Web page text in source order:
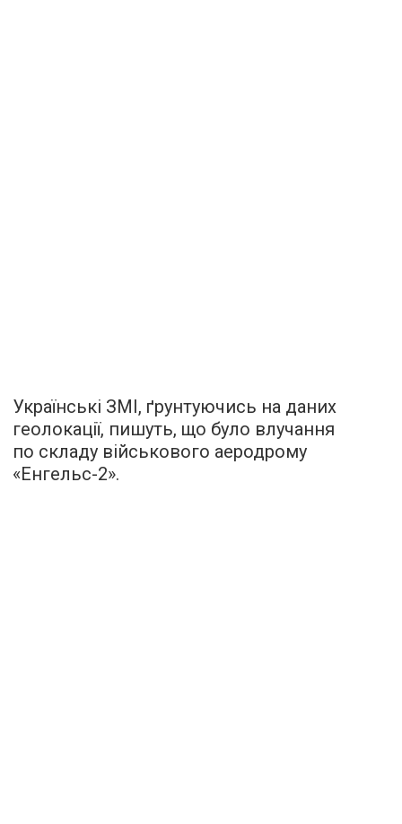
Українські ЗМІ, ґрунтуючись на даних
геолокації, пишуть, що було влучання
по складу військового аеродрому
«Енгельс-2».